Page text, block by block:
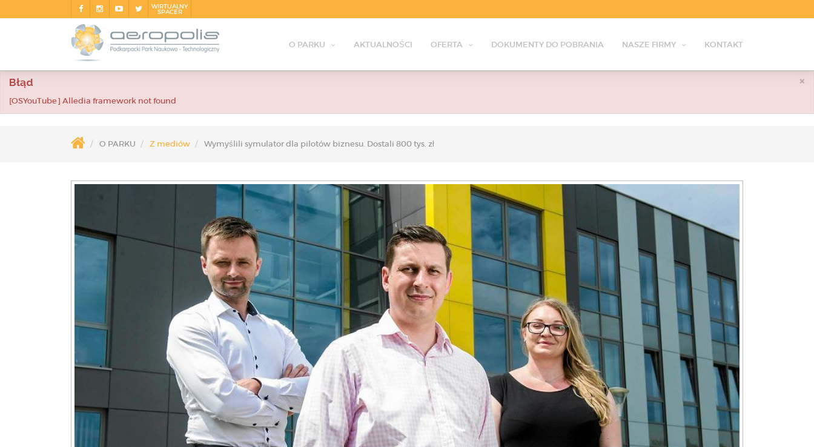
WIRTUALNY
SPACER
O PARKU AKTUALNOŚCI OFERTA DOKUMENTY DO POBRANIA NASZE FIRMY KONTAKT
×
Błąd
[OSYouTube] Alledia framework not found
O PARKU Z mediów Wymyślili symulator dla pilotów biznesu. Dostali 800 tys. zł